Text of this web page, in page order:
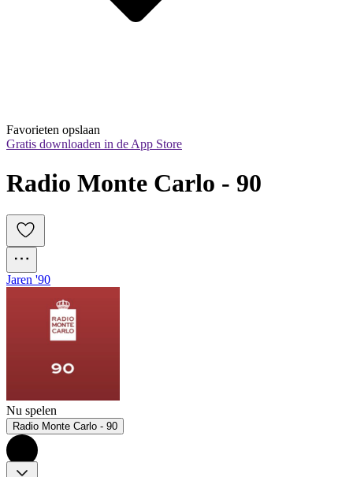
Favorieten opslaan
Gratis downloaden in de App Store
Radio Monte Carlo - 90
Jaren '90
Nu spelen
Radio Monte Carlo - 90